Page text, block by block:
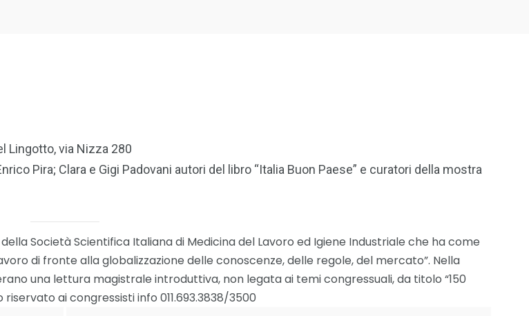
Lingotto, via Nizza 280
Pira; Clara e Gigi Padovani autori del libro “Italia Buon Paese” e curatori della mostra
della Società Scientifica Italiana di Medicina del Lavoro ed Igiene Industriale che ha come
di fronte alla globalizzazione delle conoscenze, delle regole, del mercato”. Nella
una lettura magistrale introduttiva, non legata ai temi congressuali, da titolo “150
ai congressisti info 011.693.3838/3500